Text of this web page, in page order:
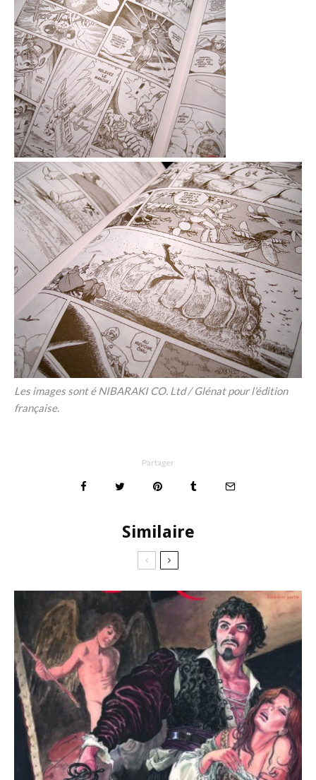
Les images sont é NIBARAKI CO. Ltd / Glénat pour l’édition
française.
Partager
Similaire